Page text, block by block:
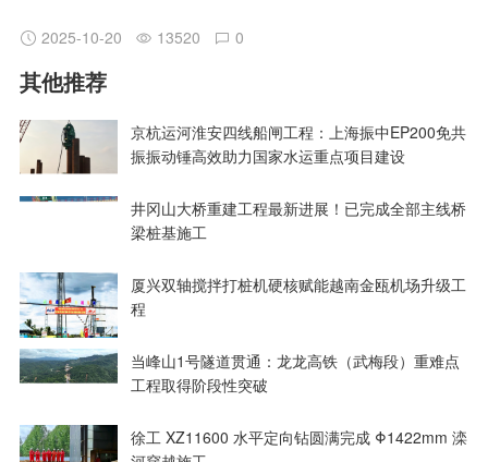
2025-10-20 13520 0
其他推荐
京杭运河淮安四线船闸工程：上海振中EP200免共
振振动锤高效助力国家水运重点项目建设
井冈山大桥重建工程最新进展！已完成全部主线桥
梁桩基施工
厦兴双轴搅拌打桩机硬核赋能越南金瓯机场升级工
程
当峰山1号隧道贯通：龙龙高铁（武梅段）重难点
工程取得阶段性突破
徐工 XZ11600 水平定向钻圆满完成 Φ1422mm 滦